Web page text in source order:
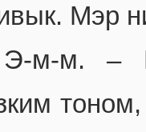
Мэр
м-м. –